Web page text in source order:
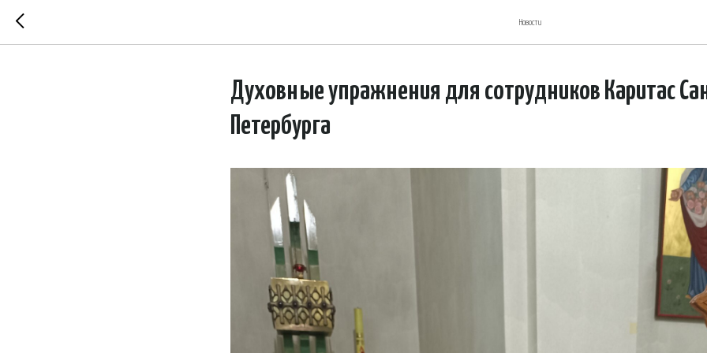
Новости
Духовные упражнения для сотрудников Каритас
Петербурга